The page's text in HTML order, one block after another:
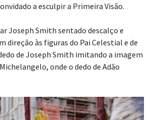
a esculpir a Primeira Visão.
Joseph Smith sentado descalço e
direção às figuras do Pai Celestial e de
de Joseph Smith imitando a imagem
onde o dedo de Adão